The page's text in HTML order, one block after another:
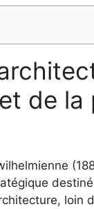
de la
loin